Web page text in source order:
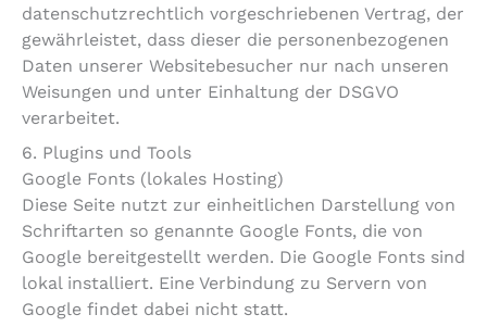
datenschutzrechtlich vorgeschriebenen Vertrag, der
gewährleistet, dass dieser die personenbezogenen
Daten unserer Websitebesucher nur nach unseren
Weisungen und unter Einhaltung der DSGVO
verarbeitet.
6. Plugins und Tools
Google Fonts (lokales Hosting)
Diese Seite nutzt zur einheitlichen Darstellung von
Schriftarten so genannte Google Fonts, die von
Google bereitgestellt werden. Die Google Fonts sind
lokal installiert. Eine Verbindung zu Servern von
Google findet dabei nicht statt.